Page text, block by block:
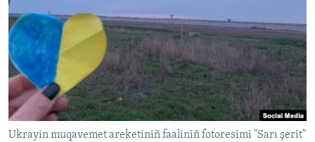
SÜRET
BLOGLAR
FİKİR
Русский
Українською
Ukrayin muqavemet areketiniñ faaliniñ fotoresimi "Sarı şerit"